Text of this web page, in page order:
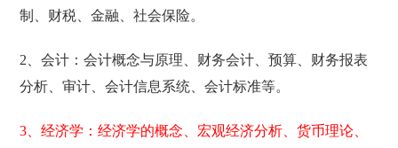
制、财税、金融、社会保险。
2、会计：会计概念与原理、财务会计、预算、财务报表
分析、审计、会计信息系统、会计标准等。
3、经济学：经济学的概念、宏观经济分析、货币理论、